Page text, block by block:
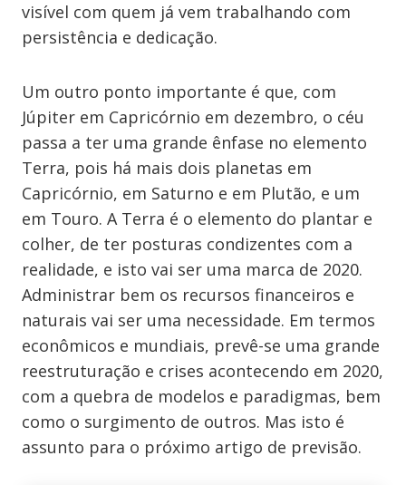
visível com quem já vem trabalhando com
persistência e dedicação.
Um outro ponto importante é que, com
Júpiter em Capricórnio em dezembro, o céu
passa a ter uma grande ênfase no elemento
Terra, pois há mais dois planetas em
Capricórnio, em Saturno e em Plutão, e um
em Touro. A Terra é o elemento do plantar e
colher, de ter posturas condizentes com a
realidade, e isto vai ser uma marca de 2020.
Administrar bem os recursos financeiros e
naturais vai ser uma necessidade. Em termos
econômicos e mundiais, prevê-se uma grande
reestruturação e crises acontecendo em 2020,
com a quebra de modelos e paradigmas, bem
como o surgimento de outros. Mas isto é
assunto para o próximo artigo de previsão.